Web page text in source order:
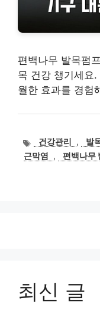
편백나무 발목펌
목 건강 챙기세요
월한 효과를 경험
태
그
건강관리 , 발
근막염
, 편백나무
최신 글